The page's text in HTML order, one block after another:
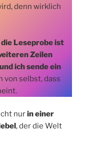
denn wirklich
die Leseprobe ist
Zeilen
ich sende ein
von selbst, dass
nurin einer
, der die Welt